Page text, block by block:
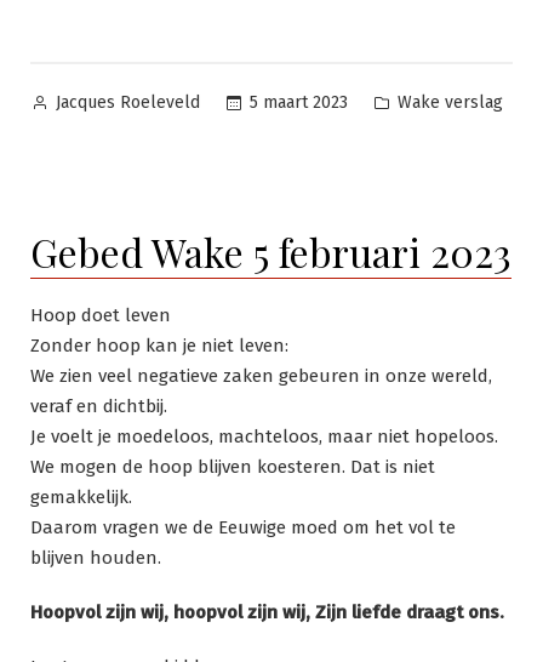
Geplaatst
Jacques Roeleveld 5 maart 2023
Geplaatst
Wake verslag
Gebed Wake 5 februari 2023
Hoop doet leven
Zonder hoop kan je niet leven:
We zien veel negatieve zaken gebeuren in onze wereld,
veraf en dichtbij.
Je voelt je moedeloos, machteloos, maar niet hopeloos.
We mogen de hoop blijven koesteren. Dat is niet
gemakkelijk.
Daarom vragen we de Eeuwige moed om het vol te
blijven houden.
Hoopvol zijn wij, hoopvol zijn wij, Zijn liefde draagt ons.